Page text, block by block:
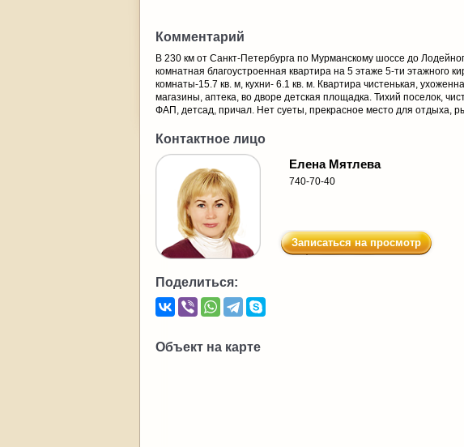
Комментарий
В 230 км от Санкт-Петербурга по Мурманскому шоссе до
комнатная благоустроенная квартира на 5 этаже 5-ти этажного
комнаты-15.7 кв. м, кухни- 6.1 кв. м. Квартира чистенькая,
магазины, аптека, во дворе детская площадка. Тихий поселок,
ФАП, детсад, причал. Нет суеты, прекрасное место для отдыха,
Контактное лицо
Елена Мятлева
740-70-40
Записаться на просмотр
Поделиться:
Объект на карте